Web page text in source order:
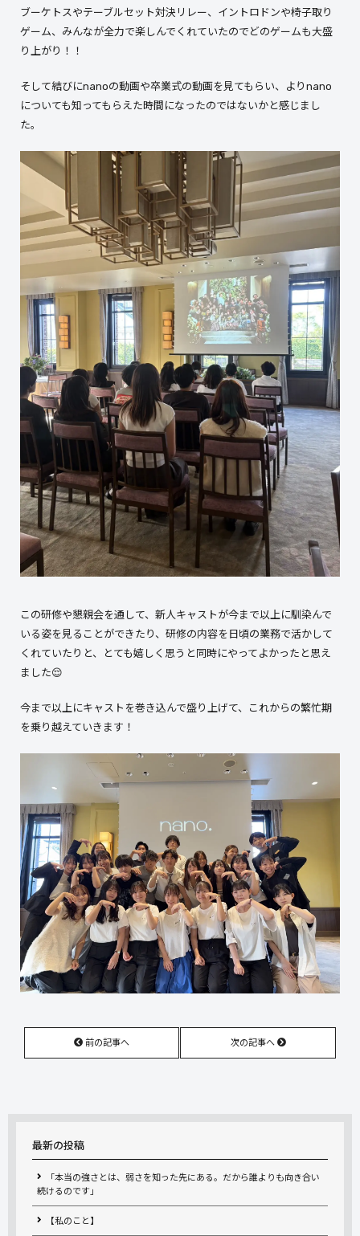
ブーケトスやテーブルセット対決リレー、イントロドンや椅子取り
ゲーム、みんなが全力で楽しんでくれていたのでどのゲームも大盛
り上がり！！
そして結びにnanoの動画や卒業式の動画を見てもらい、よりnano
についても知ってもらえた時間になったのではないかと感じまし
た。
この研修や懇親会を通して、新人キャストが今まで以上に馴染んで
いる姿を見ることができたり、研修の内容を日頃の業務で活かして
くれていたりと、とても嬉しく思うと同時にやってよかったと思え
ました😌
今まで以上にキャストを巻き込んで盛り上げて、これからの繁忙期
を乗り越えていきます！
前の記事へ 次の記事へ
最新の投稿
「本当の強さとは、弱さを知った先にある。だから誰よりも向き合い
続けるのです」
【私のこと】